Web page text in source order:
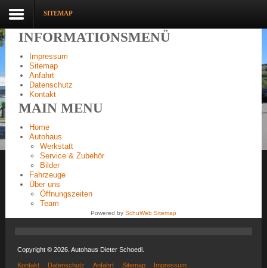
SITEMAP
INFORMATIONSMENÜ
Impressum
Sitemap
Anfahrt
Datenschutz
Kontakt
MAIN MENU
Home
Autohaus
Werkstatt
Service & Zubehör
Bilder
Fahrzeuge
Über uns
Öffnungszeiten
Team
Powered by SchuWeb Sitemap
Copyright © 2026. Autohaus Dieter Schoedl.
Impressum
Sitemap
Anfahrt
Datenschutz
Kontakt